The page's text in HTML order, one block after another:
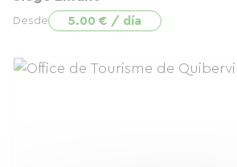
Desde 5.00 € / día